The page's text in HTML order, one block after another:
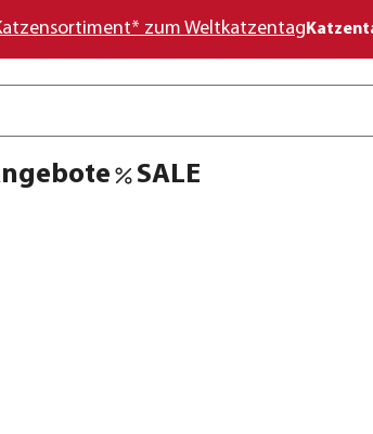
zum Weltkatzentag
SALE